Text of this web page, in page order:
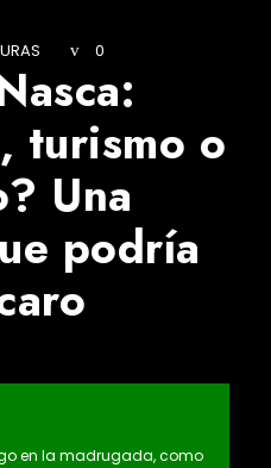
0
turismo o
Una
podría
en la madrugada, como